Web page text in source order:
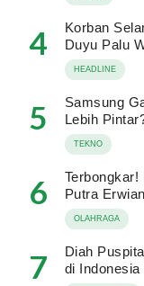
4
Korban
Duyu Palu
HEADLINE
5
Samsung
Lebih
TEKNO
6
Putra
OLAHRAGA
7
Diah
di